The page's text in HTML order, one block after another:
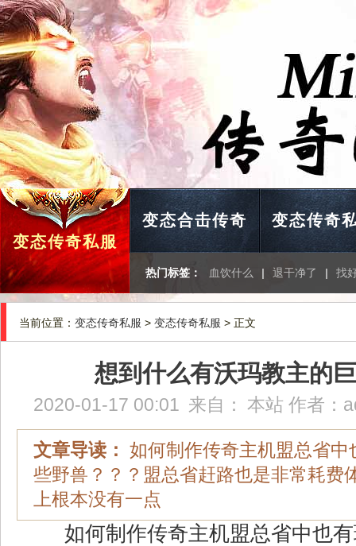
变态传奇私服
变态合击传奇 变态传奇
热门标签： 血饮什么 | 退干净了 | 找
当前位置： 变态传奇私服 > 变态传奇私服 > 正文
想到什么有沃玛教主的
2020-01-17 00:01 来自： 本站 作者：
文章导读： 如何制作传奇主机盟总省中
些野兽？？？盟总省赶路也是非常耗费
上根本没有一点
如何制作传奇主机盟总省中也